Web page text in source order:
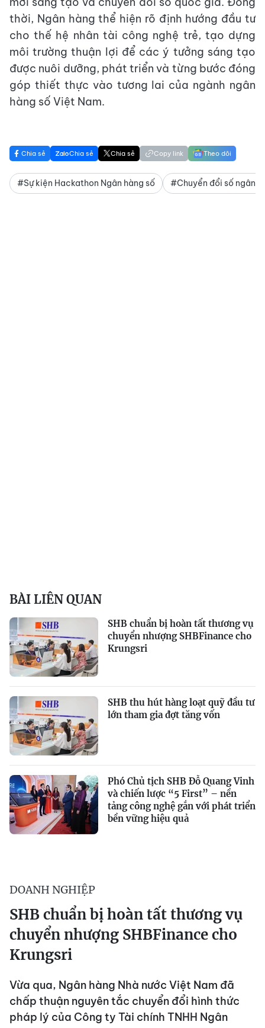
thời, Ngân hàng thể hiện rõ định hướng đầu tư
cho thế hệ nhân tài công nghệ trẻ, tạo dựng
môi trường thuận lợi để các ý tưởng sáng tạo
được nuôi dưỡng, phát triển và từng bước đóng
góp thiết thực vào tương lai của ngành ngân
hàng số Việt Nam.
Chia sẻ Chia sẻ Chia sẻ Copy link Theo dõi
#Sự kiện Hackathon Ngân hàng số #Chuyển đổi số ngân
BÀI LIÊN QUAN
SHB chuẩn bị hoàn tất thương vụ
chuyển nhượng SHBFinance cho
Krungsri
SHB thu hút hàng loạt quỹ đầu tư
lớn tham gia đợt tăng vốn
Phó Chủ tịch SHB Đỗ Quang Vinh
và chiến lược “5 First” – nền
tảng công nghệ gắn với phát triển
bền vững hiệu quả
DOANH NGHIỆP
SHB chuẩn bị hoàn tất thương vụ
chuyển nhượng SHBFinance cho
Krungsri
Vừa qua, Ngân hàng Nhà nước Việt Nam đã
chấp thuận nguyên tắc chuyển đổi hình thức
pháp lý của Công ty Tài chính TNHH Ngân